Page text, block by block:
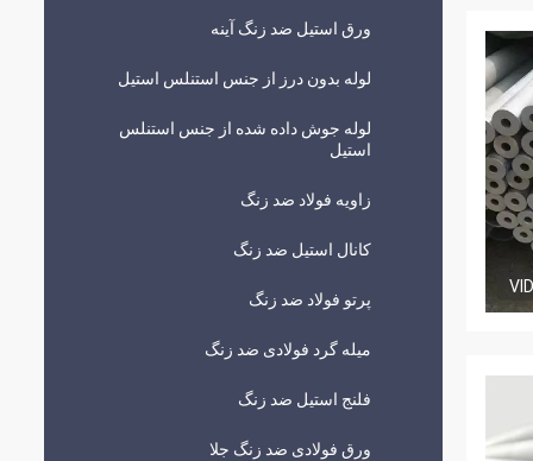
ورق استیل ضد زنگ آینه
لوله بدون درز از جنس استنلس استیل
لوله جوش داده شده از جنس استنلس
استیل
زاویه فولاد ضد زنگ
کانال استیل ضد زنگ
پرتو فولاد ضد زنگ
میله گرد فولادی ضد زنگ
فلنج استیل ضد زنگ
ورق فولادی ضد زنگ جلا